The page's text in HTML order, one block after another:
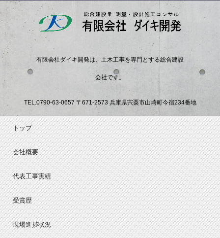
有限会社ダイキ開発は、土木工事を専門とする総合建設
会社です。
TEL. 0790-63-0657 〒671-2573 兵庫県宍粟市山崎町今宿234番地
トップ
会社概要
代表工事実績
受賞歴
現場進捗状況